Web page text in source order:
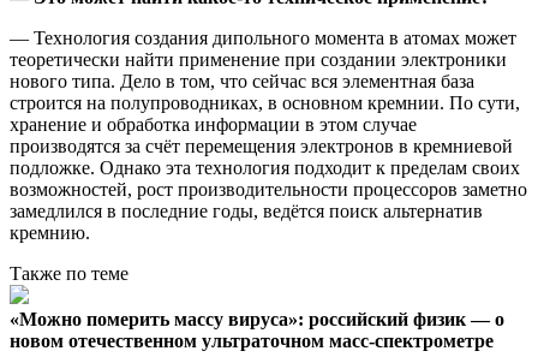
— Технология создания дипольного момента в атомах может
теоретически найти применение при создании электроники
нового типа. Дело в том, что сейчас вся элементная база
строится на полупроводниках, в основном кремнии. По сути,
хранение и обработка информации в этом случае
производятся за счёт перемещения электронов в кремниевой
подложке. Однако эта технология подходит к пределам своих
возможностей, рост производительности процессоров заметно
замедлился в последние годы, ведётся поиск альтернатив
кремнию.
Также по теме
«Можно померить массу вируса»: российский физик — о
новом отечественном ультраточном масс-спектрометре